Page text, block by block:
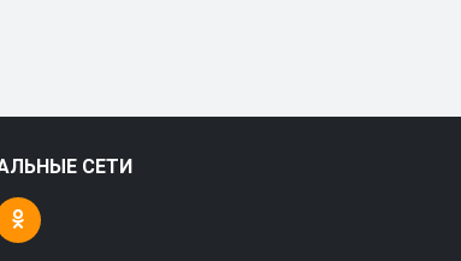
СЕТИ